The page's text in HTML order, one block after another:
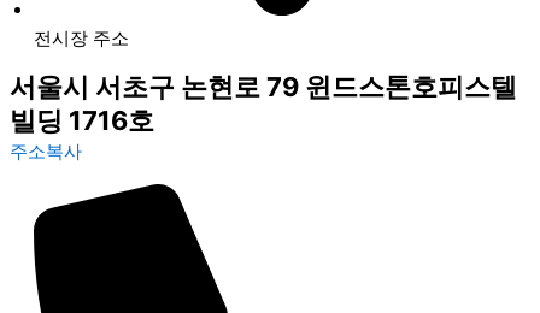
전시장 주소
서울시 서초구 논현로 79 윈드스톤호피스텔
빌딩 1716호
주소복사